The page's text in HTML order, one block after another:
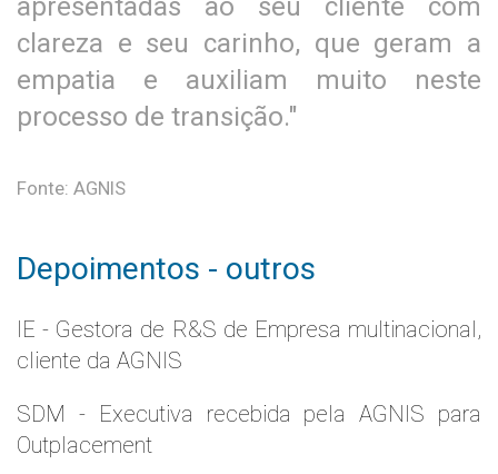
apresentadas ao seu cliente com
clareza e seu carinho, que geram a
empatia e auxiliam muito neste
processo de transição."
Fonte: AGNIS
Depoimentos - outros
IE - Gestora de R&S de Empresa multinacional,
cliente da AGNIS
SDM - Executiva recebida pela AGNIS para
Outplacement